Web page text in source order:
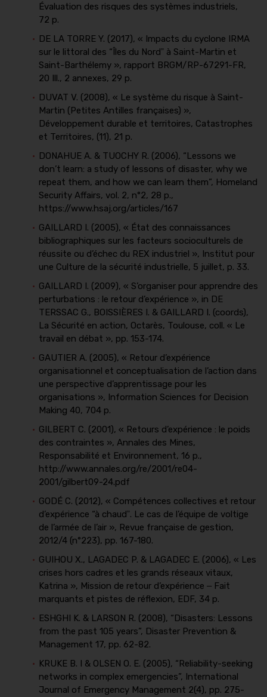
Évaluation des risques des systèmes industriels,
72 p.
DE LA TORRE Y. (2017), « Impacts du cyclone IRMA
sur le littoral des “Îles du Nordˮ à Saint-Martin et
Saint-Barthélemy », rapport BRGM/RP-67291-FR,
20 Ill., 2 annexes, 29 p.
DUVAT V. (2008), « Le système du risque à Saint-
Martin (Petites Antilles françaises) »,
Développement durable et territoires, Catastrophes
et Territoires, (11), 21 p.
DONAHUE A. & TUOCHY R. (2006), “Lessons we
don’t learn: a study of lessons of disaster, why we
repeat them, and how we can learn them”, Homeland
Security Affairs, vol. 2, n°2, 28 p.,
https://www.hsaj.org/articles/167
GAILLARD I. (2005), « État des connaissances
bibliographiques sur les facteurs socioculturels de
réussite ou d’échec du REX industriel », Institut pour
une Culture de la sécurité industrielle, 5 juillet, p. 33.
GAILLARD I. (2009), « S’organiser pour apprendre des
perturbations : le retour d’expérience », in DE
TERSSAC G., BOISSIÈRES I. & GAILLARD I. (coords),
La Sécurité en action, Octarès, Toulouse, coll. « Le
travail en débat », pp. 153-174.
GAUTIER A. (2005), « Retour d’expérience
organisationnel et conceptualisation de l’action dans
une perspective d’apprentissage pour les
organisations », Information Sciences for Decision
Making 40, 704 p.
GILBERT C. (2001), « Retours d’expérience : le poids
des contraintes », Annales des Mines,
Responsabilité et Environnement, 16 p.,
http://www.annales.org/re/2001/re04-
2001/gilbert09-24.pdf
GODÉ C. (2012), « Compétences collectives et retour
d’expérience “à chaudˮ. Le cas de l’équipe de voltige
de l’armée de l’air », Revue française de gestion,
2012/4 (n°223), pp. 167-180.
GUIHOU X., LAGADEC P. & LAGADEC E. (2006), « Les
crises hors cadres et les grands réseaux vitaux,
Katrina », Mission de retour d’expérience ‒ Fait
marquants et pistes de réflexion, EDF, 34 p.
ESHGHI K. & LARSON R. (2008), “Disasters: Lessons
from the past 105 years”, Disaster Prevention &
Management 17, pp. 62-82.
KRUKE B. I & OLSEN O. E. (2005), “Reliability-seeking
networks in complex emergencies”, International
Journal of Emergency Management 2(4), pp. 275-